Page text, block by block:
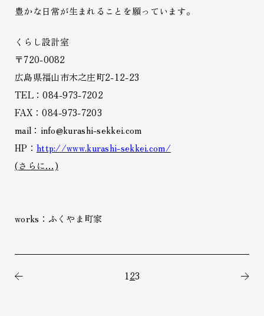
豊かな日常が生まれることを願っています。
くらし設計室
〒720-0082
広島県福山市木之庄町2-12-23
TEL：084-973-7202
FAX：084-973-7203
mail：info@kurashi-sekkei.com
HP： http://www.kurashi-sekkei.com/
(さらに…)
works：ふくやま町家
123